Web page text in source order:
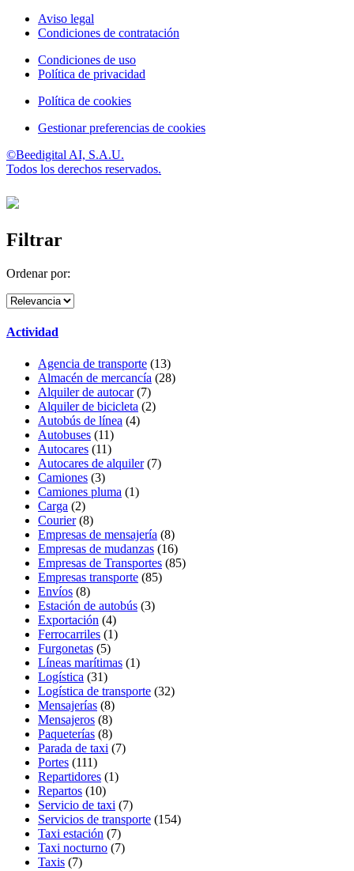
Aviso legal
Condiciones de contratación
Condiciones de uso
Política de privacidad
Política de cookies
Gestionar preferencias de cookies
©Beedigital AI, S.A.U.
Todos los derechos reservados.
Filtrar
Ordenar por:
Actividad
Agencia de transporte (13)
Almacén de mercancía (28)
Alquiler de autocar(7)
Alquiler de bicicleta (2)
Autobús de línea (4)
Autobuses (11)
Autocares (11)
Autocares de alquiler(7)
Camiones (3)
Camiones pluma (1)
Carga (2)
Courier(8)
Empresas de mensajería (8)
Empresas de mudanzas (16)
Empresas de Transportes (85)
Empresas transporte (85)
Envíos (8)
Estación de autobús (3)
Exportación (4)
Ferrocarriles (1)
Furgonetas (5)
Líneas marítimas (1)
Logística (31)
Logística de transporte (32)
Mensajerías (8)
Mensajeros (8)
Paqueterías (8)
Parada de taxi (7)
Portes (111)
Repartidores (1)
Repartos (10)
Servicio de taxi (7)
Servicios de transporte (154)
Taxi estación (7)
Taxi nocturno (7)
Taxis (7)